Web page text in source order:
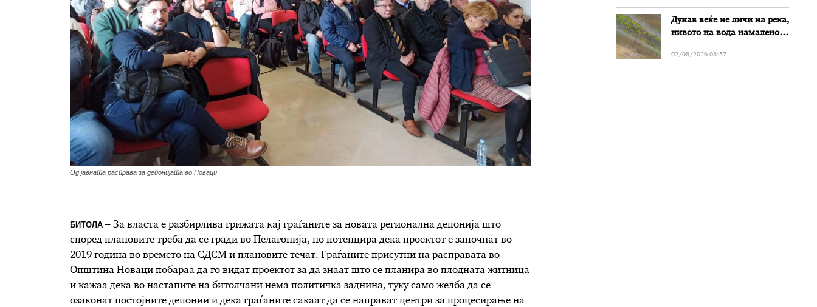
Од јавната расправа за депонијата во Новаци
БИТОЛА – За власта е разбирлива грижата кај граѓаните за новата регионална депонија што
според плановите треба да се гради во Пелагонија, но потенцира дека проектот е започнат во
2019 година во времето на СДСМ и плановите течат. Граѓаните присутни на расправата во
Општина Новаци побараа да го видат проектот за да знаат што се планира во плодната житница
и кажаа дека во настапите на битолчани нема политичка заднина, туку само желба да се
озаконат постојните депонии и дека граѓаните сакаат да се направат центри за процесирање на
Дунав веќе не личи на река,
нивото на вода намалено
Бугарија
02/08/2026 08:57